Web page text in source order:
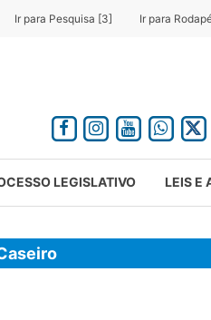
Ir para Pesquisa [3] Ir para
LEGISLATIVO LEIS E